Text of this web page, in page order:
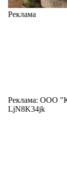
Реклама
Реклама: ООО
LjN8K34jk